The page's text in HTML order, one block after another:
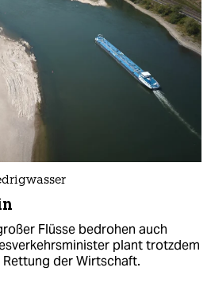
Flüsse bedrohen auch
plant trotzdem
der Wirtschaft.